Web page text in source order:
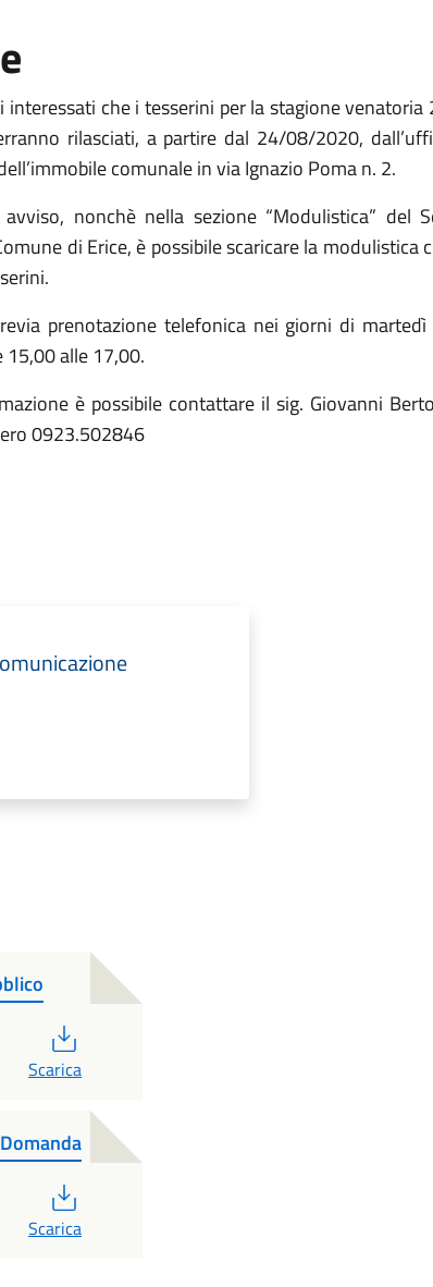
che i tesserini per la stagione
rilasciati, a partire dal 24/08/2020,
comunale in via Ignazio Poma n. 2.
nonchè nella sezione “Modulistica” del
di Erice, è possibile scaricare la modulistica
prenotazione telefonica nei giorni di
15,00 alle 17,00.
è possibile contattare il sig. Giovanni
0923.502846
Scarica
Scarica